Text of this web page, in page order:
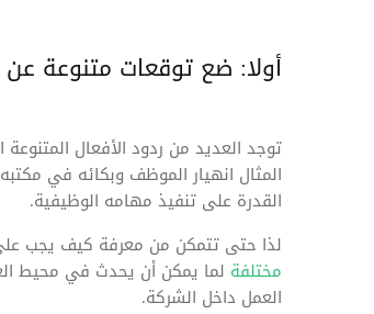
أولا: ضع توقعات متنوعة
توجد العديد من ردود الأفعال
المثال انهيار الموظف وبكائه في
القدرة على تنفيذ مهامه الوظيفية.
لذا حتى تتمكن من معرفة كيف يجب على
مختلفة لما يمكن أن يحدث في محيط
العمل داخل الشركة.